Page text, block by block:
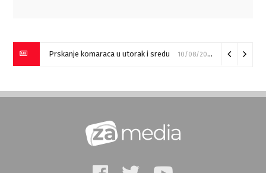
Prskanje komaraca u utorak i sredu 10/08/2026